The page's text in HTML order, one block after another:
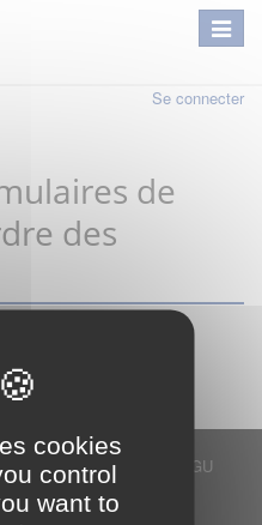
cookies
control
want to
Se connecter
de
des
Mentions légales
CGU
Contact
par6Tzen